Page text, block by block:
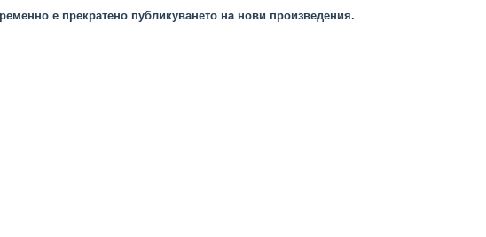
е прекратено публикуването на нови произведения.